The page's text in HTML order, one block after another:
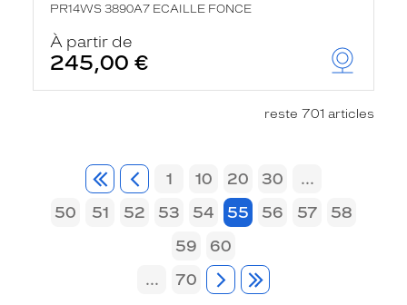
PR14WS 3890A7 ECAILLE FONCE
À partir de
245,00 €
reste 701 articles
1 10 20 30
...
50
51 52 53 54 55 56 57
58
59
60
...
70